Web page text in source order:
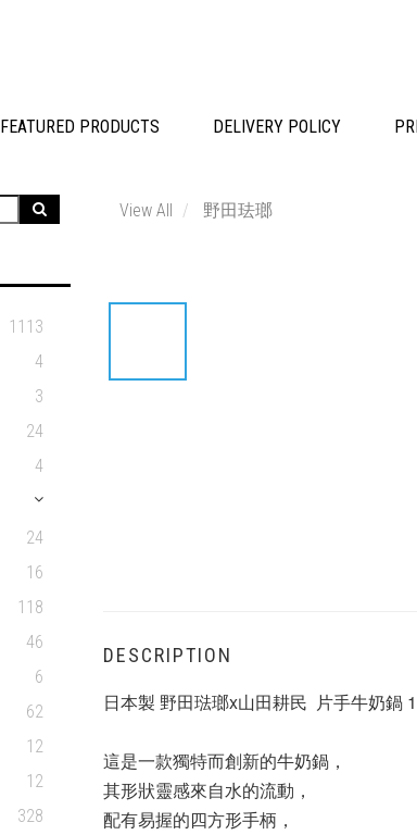
FEATURED PRODUCTS DELIVERY POLICY
1113
4
3
24
4
24
16
118
46
6
62
12
12
328
View All 野田珐瑯
DESCRIPTION
日本製 野田琺瑯x山田耕民  片手牛奶鍋
這是一款獨特而創新的牛奶鍋，
其形狀靈感來自水的流動，
配有易握的四方形手柄，